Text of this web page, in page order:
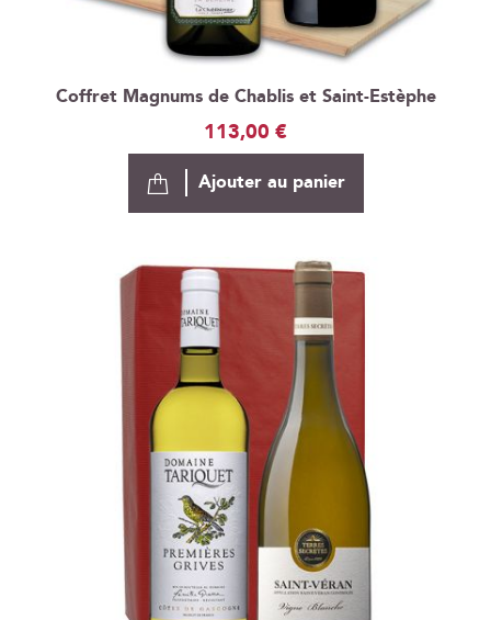
Coffret Magnums de Chablis et Saint-Estèphe
113,00 €
Ajouter au panier